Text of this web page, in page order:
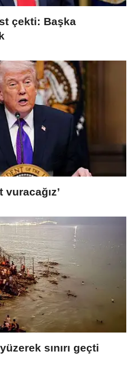
çekti: Başka
vuracağız’
sınırı geçti